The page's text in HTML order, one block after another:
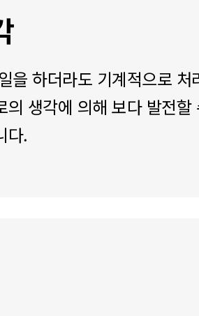
을 하더라도 기계적으로 처
의 생각에 의해 보다 발전할
다.